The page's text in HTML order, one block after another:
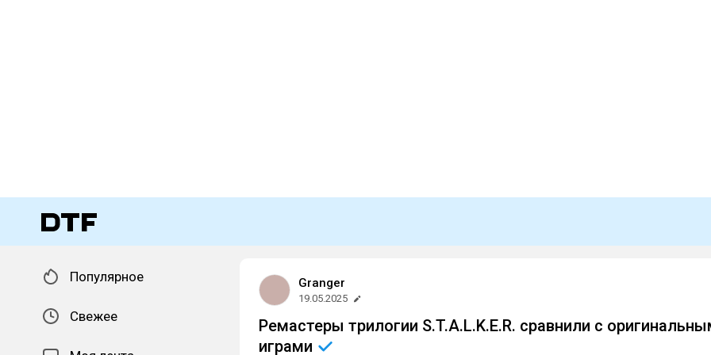
Популярное
Свежее
Granger
19.05.2025
Ремастеры трилогии S.T.A.L.K.E.R. сравнили с
играми